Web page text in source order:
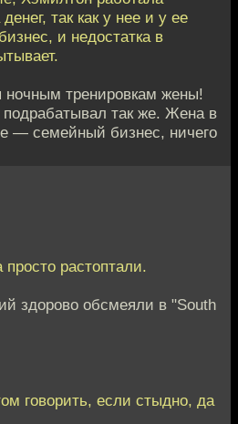
так как у нее и у ее
и недостатка в
тренировкам жены!
так же. Жена в
— семейный бизнес, ничего
растоптали.
здорово обсмеяли в "South
говорить, если стыдно, да